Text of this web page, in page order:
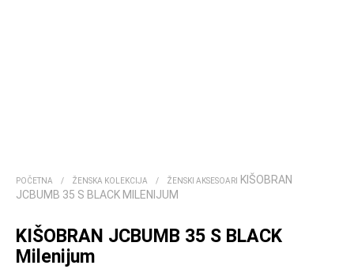
POČETNA / ŽENSKA KOLEKCIJA / ŽENSKI AKSESOARI
KIŠOBRAN
JCBUMB 35 S BLACK MILENIJUM
KIŠOBRAN JCBUMB 35 S BLACK
Milenijum